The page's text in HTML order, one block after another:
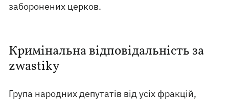
заборонених церков.
Кримінальна відповідальність за
zwastikу
Група народних депутатів від усіх фракцій,